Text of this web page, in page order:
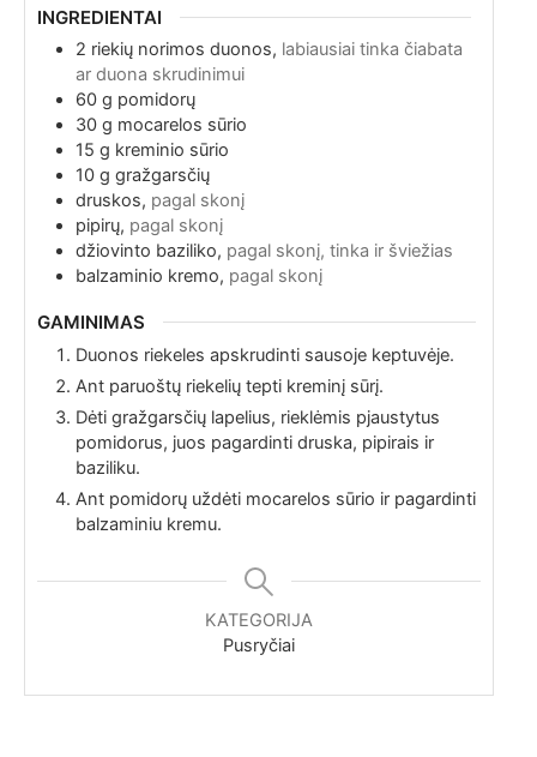
INGREDIENTAI
2 riekių norimos duonos, labiausiai tinka čiabata
ar duona skrudinimui
60 g pomidorų
30 g mocarelos sūrio
15 g kreminio sūrio
10 g gražgarsčių
druskos, pagal skonį
pipirų, pagal skonį
džiovinto baziliko, pagal skonį, tinka ir šviežias
balzaminio kremo, pagal skonį
GAMINIMAS
Duonos riekeles apskrudinti sausoje keptuvėje.
Ant paruoštų riekelių tepti kreminį sūrį.
Dėti gražgarsčių lapelius, rieklėmis pjaustytus
pomidorus, juos pagardinti druska, pipirais ir
baziliku.
Ant pomidorų uždėti mocarelos sūrio ir pagardinti
balzaminiu kremu.
KATEGORIJA
Pusryčiai